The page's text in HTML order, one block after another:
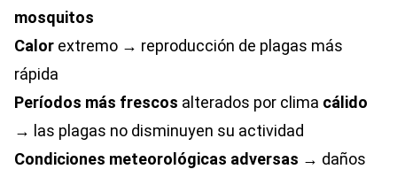
mosquitos
Calor extremo → reproducción de plagas más
rápida
Períodos más frescos alterados por clima cálido
→ las plagas no disminuyen su actividad
Condiciones meteorológicas adversas → daños